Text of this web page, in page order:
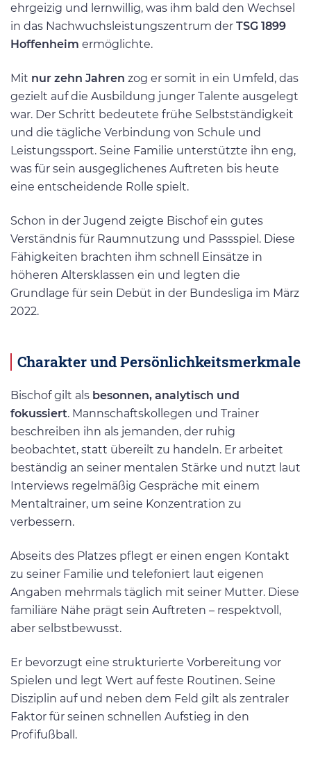
ehrgeizig und lernwillig, was ihm bald den Wechsel
in das Nachwuchsleistungszentrum der TSG 1899
Hoffenheim ermöglichte.
Mit nur zehn Jahren zog er somit in ein Umfeld, das
gezielt auf die Ausbildung junger Talente ausgelegt
war. Der Schritt bedeutete frühe Selbstständigkeit
und die tägliche Verbindung von Schule und
Leistungssport. Seine Familie unterstützte ihn eng,
was für sein ausgeglichenes Auftreten bis heute
eine entscheidende Rolle spielt.
Schon in der Jugend zeigte Bischof ein gutes
Verständnis für Raumnutzung und Passspiel. Diese
Fähigkeiten brachten ihm schnell Einsätze in
höheren Altersklassen ein und legten die
Grundlage für sein Debüt in der Bundesliga im März
2022.
Charakter und Persönlichkeitsmerkmale
Bischof gilt als besonnen, analytisch und
fokussiert. Mannschaftskollegen und Trainer
beschreiben ihn als jemanden, der ruhig
beobachtet, statt übereilt zu handeln. Er arbeitet
beständig an seiner mentalen Stärke und nutzt laut
Interviews regelmäßig Gespräche mit einem
Mentaltrainer, um seine Konzentration zu
verbessern.
Abseits des Platzes pflegt er einen engen Kontakt
zu seiner Familie und telefoniert laut eigenen
Angaben mehrmals täglich mit seiner Mutter. Diese
familiäre Nähe prägt sein Auftreten – respektvoll,
aber selbstbewusst.
Er bevorzugt eine strukturierte Vorbereitung vor
Spielen und legt Wert auf feste Routinen. Seine
Disziplin auf und neben dem Feld gilt als zentraler
Faktor für seinen schnellen Aufstieg in den
Profifußball.